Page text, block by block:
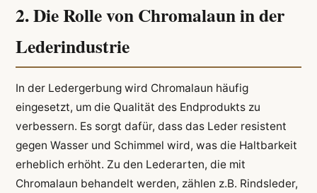
2. Die Rolle von Chromalaun in der
Lederindustrie
In der Ledergerbung wird Chromalaun häufig
eingesetzt, um die Qualität des Endprodukts zu
verbessern. Es sorgt dafür, dass das Leder resistent
gegen Wasser und Schimmel wird, was die Haltbarkeit
erheblich erhöht. Zu den Lederarten, die mit
Chromalaun behandelt werden, zählen z.B. Rindsleder,